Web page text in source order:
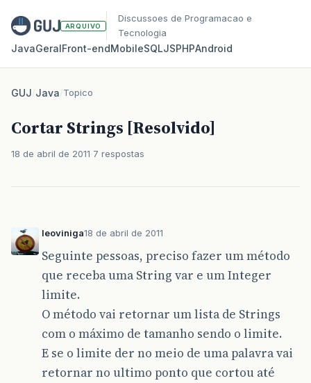
ARQUIVO
Discussoes de Programacao e
Tecnologia
JavaGeralFront‑endMobileSQLJSPHPAndroid
GUJ/Java/Topico
Cortar Strings [Resolvido]
18 de abril de 2011 7 respostas
leoviniga18 de abril de 2011
Seguinte pessoas, preciso fazer um método
que receba uma String var e um Integer
limite.
O método vai retornar um lista de Strings
com o máximo de tamanho sendo o limite.
E se o limite der no meio de uma palavra vai
retornar no ultimo ponto que cortou até